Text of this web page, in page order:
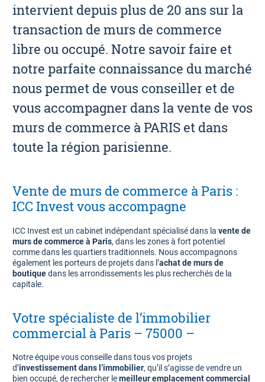
intervient depuis plus de 20 ans sur la
transaction de murs de commerce
libre ou occupé. Notre savoir faire et
notre parfaite connaissance du marché
nous permet de vous conseiller et de
vous accompagner dans la vente de vos
murs de commerce à PARIS et dans
toute la région parisienne.
Vente de murs de commerce à Paris :
ICC Invest vous accompagne
ICC Invest est un cabinet indépendant spécialisé dans la vente de
murs de commerce à Paris, dans les zones à fort potentiel
comme dans les quartiers traditionnels. Nous accompagnons
également les porteurs de projets dans l’achat de murs de
boutiquedans les arrondissements les plus recherchés de la
capitale.
Votre spécialiste de l’immobilier
commercial à Paris – 75000 –
Notre équipe vous conseille dans tous vos projets
d’investissement dans l’immobilier, qu’il s’agisse de vendre un
bien occupé, de rechercher lemeilleur emplacement commercial